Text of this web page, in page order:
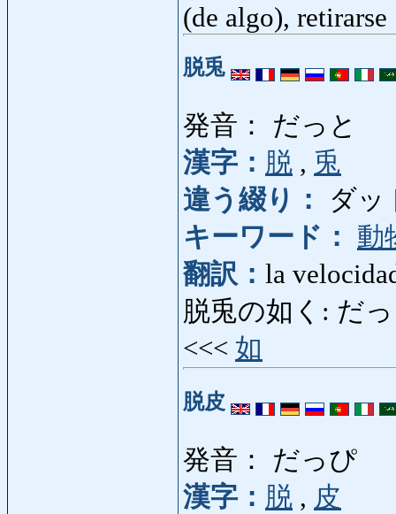
(de algo), retirarse
脱兎
発音： だっと
漢字： 脱 , 兎
違う綴り：
ダッ
キーワード：
動
翻訳： la
脱兎の如く: だ
<<< 如
脱皮
発音： だっぴ
漢字： 脱 , 皮